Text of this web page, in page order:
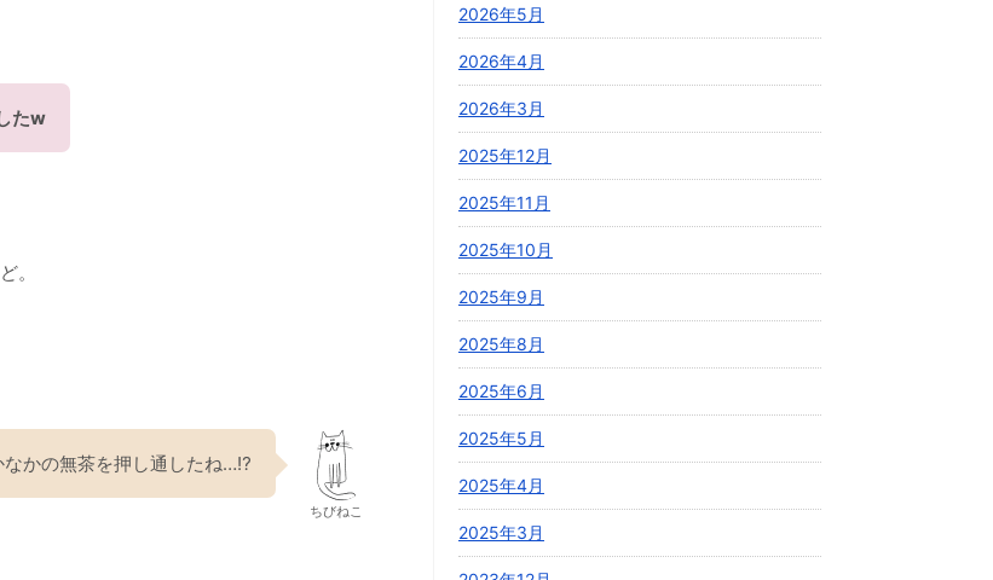
たw
。
なかの無茶を押し通したね…⁉︎
ちびねこ
2026年5月
2026年4月
2026年3月
2025年12月
2025年11月
2025年10月
2025年9月
2025年8月
2025年6月
2025年5月
2025年4月
2025年3月